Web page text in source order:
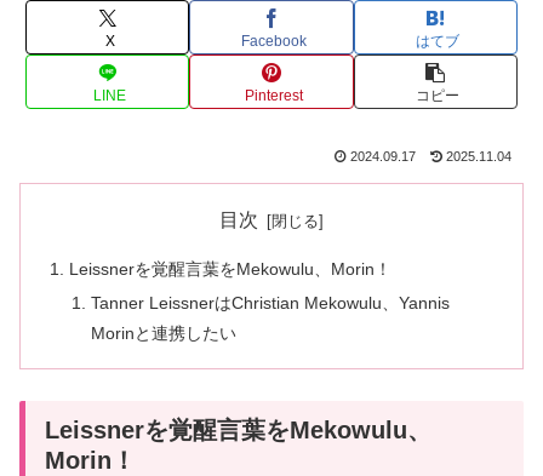
X Facebook はてブ
LINE Pinterest コピー
2024.09.17 2025.11.04
目次
Leissnerを覚醒言葉をMekowulu、Morin！
Tanner LeissnerはChristian Mekowulu、Yannis
Morinと連携したい
Leissnerを覚醒言葉をMekowulu、
Morin！